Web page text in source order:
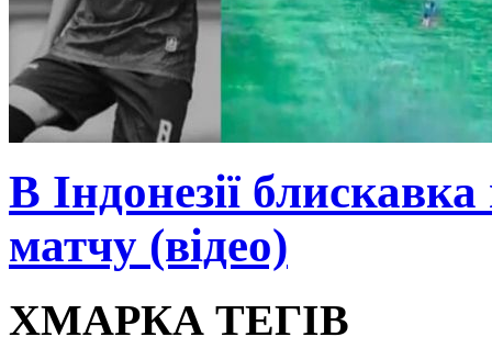
В Індонезії
матчу (відео)
ХМАРКА ТЕГІВ